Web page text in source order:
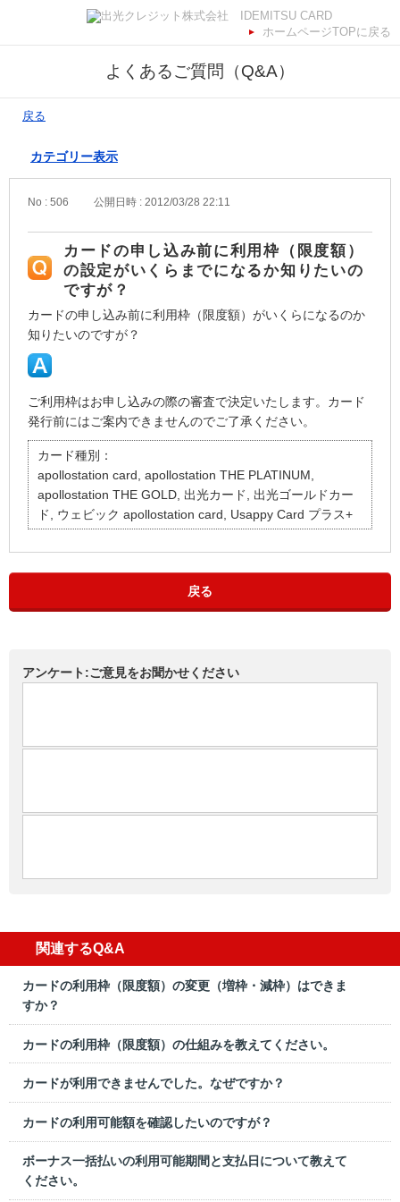
ホームページTOPに戻る
よくあるご質問（Q&A）
戻る
カテゴリー表示
No : 506 公開日時 : 2012/03/28 22:11
カードの申し込み前に利用枠（限度額）
の設定がいくらまでになるか知りたいの
ですが？
カードの申し込み前に利用枠（限度額）がいくらになるのか
知りたいのですが？
ご利用枠はお申し込みの際の審査で決定いたします。カード
発行前にはご案内できませんのでご了承ください。
カード種別：
apollostation card, apollostation THE PLATINUM,
apollostation THE GOLD, 出光カード, 出光ゴールドカー
ド, ウェビック apollostation card, Usappy Card プラス+
戻る
アンケート:ご意見をお聞かせください
関連するQ&A
カードの利用枠（限度額）の変更（増枠・減枠）はできま
すか？
カードの利用枠（限度額）の仕組みを教えてください。
カードが利用できませんでした。なぜですか？
カードの利用可能額を確認したいのですが？
ボーナス一括払いの利用可能期間と支払日について教えて
ください。